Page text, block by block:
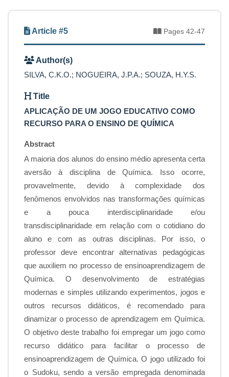
Article #5 Pages 42-47
Author(s)
SILVA, C.K.O.; NOGUEIRA, J.P.A.; SOUZA, H.Y.S.
Title
APLICAÇÃO DE UM JOGO EDUCATIVO COMO
RECURSO PARA O ENSINO DE QUÍMICA
Abstract
A maioria dos alunos do ensino médio apresenta certa
aversão à disciplina de Química. Isso ocorre,
provavelmente, devido à complexidade dos
fenômenos envolvidos nas transformações químicas
e a pouca interdisciplinaridade e/ou
transdisciplinaridade em relação com o cotidiano do
aluno e com as outras disciplinas. Por isso, o
professor deve encontrar alternativas pedagógicas
que auxiliem no processo de ensinoaprendizagem de
Química. O desenvolvimento de estratégias
modernas e simples utilizando experimentos, jogos e
outros recursos didáticos, é recomendado para
dinamizar o processo de aprendizagem em Química.
O objetivo deste trabalho foi empregar um jogo como
recurso didático para facilitar o processo de
ensinoaprendizagem de Química. O jogo utilizado foi
o Sudoku, sendo a versão empregada denominada